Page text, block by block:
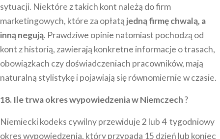
sytuacji. Niektóre z takich kont należą do firm
marketingowych, które za opłatą jedną firmę chwalą, a
inną negują. Prawdziwe opinie natomiast pochodzą od
kont z historią, zawierają konkretne informacje o trasach,
obowiązkach czy doświadczeniach pracowników, mają
naturalną stylistykę i pojawiają się równomiernie w czasie.
18. Ile trwa okres wypowiedzenia w Niemczech?
Niemiecki kodeks cywilny przewiduje 2 lub 4 tygodniowy
okres wypowiedzenia, który przypada 15 dzień lub koniec